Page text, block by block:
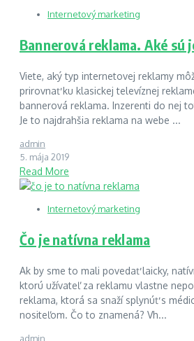
Internetový marketing
Bannerová reklama. Aké sú
Viete, aký typ internetovej reklamy
prirovnať ku klasickej televíznej
bannerová reklama. Inzerenti do nej
Je to najdrahšia reklama na webe ...
admin
5. mája 2019
Read More
Internetový marketing
Čo je natívna reklama
Ak by sme to mali povedať laicky,
ktorú užívateľ za reklamu vlastne
reklama, ktorá sa snaží splynúť s
nositeľom. Čo to znamená? Vh...
admin